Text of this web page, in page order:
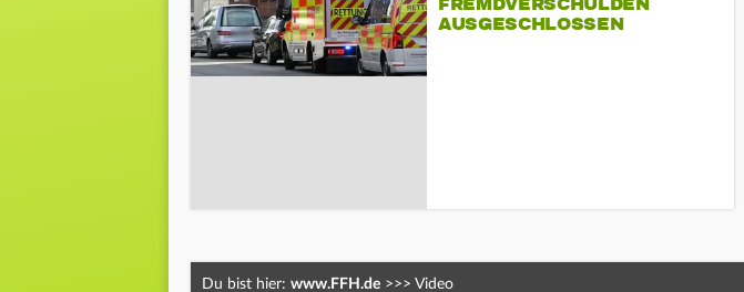
AUSGESCHLOSSEN
Du bist hier: www.FFH.de >>> Video